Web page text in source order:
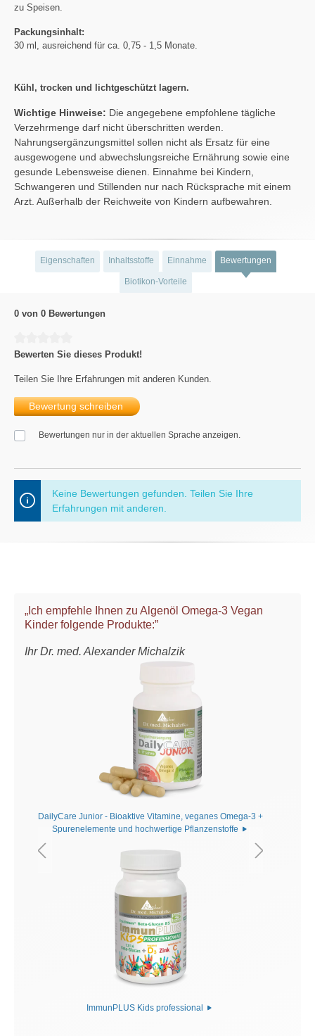
zu Speisen.
Packungsinhalt:
30 ml, ausreichend für ca. 0,75 - 1,5 Monate.
Kühl, trocken und lichtgeschützt lagern.
Wichtige Hinweise: Die angegebene empfohlene tägliche
Verzehrmenge darf nicht überschritten werden.
Nahrungsergänzungsmittel sollen nicht als Ersatz für eine
ausgewogene und abwechslungsreiche Ernährung sowie eine
gesunde Lebensweise dienen. Einnahme bei Kindern,
Schwangeren und Stillenden nur nach Rücksprache mit einem
Arzt. Außerhalb der Reichweite von Kindern aufbewahren.
Eigenschaften Inhaltsstoffe Einnahme Bewertungen
Biotikon-Vorteile
0 von 0 Bewertungen
Bewerten Sie dieses Produkt!
Teilen Sie Ihre Erfahrungen mit anderen Kunden.
Bewertung schreiben
Bewertungen nur in der aktuellen Sprache anzeigen.
Keine Bewertungen gefunden. Teilen Sie Ihre
Erfahrungen mit anderen.
„Ich empfehle Ihnen zu Algenöl Omega-3 Vegan
Kinder folgende Produkte:”
Ihr Dr. med. Alexander Michalzik
DailyCare Junior - Bioaktive Vitamine, veganes Omega-3 +
Spurenelemente und hochwertige Pflanzenstoffe
ImmunPLUS Kids professional